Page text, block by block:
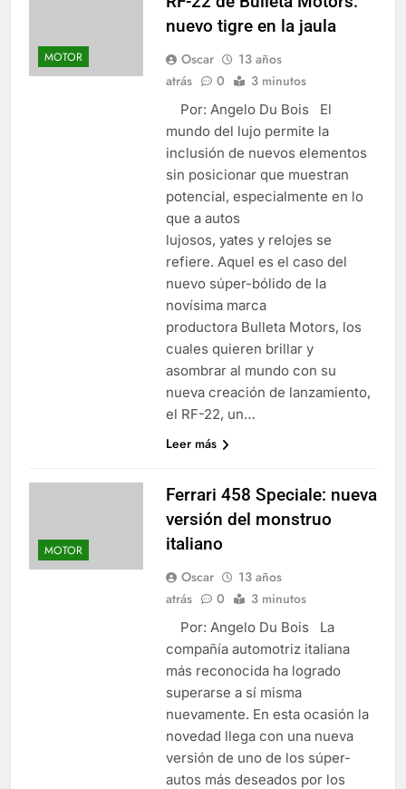
MOTOR
nuevo tigre en la jaula
Oscar
13 años
atrás
0 3 minutos
Por: Angelo Du Bois El
mundo del lujo permite la
inclusión de nuevos elementos
sin posicionar que muestran
potencial, especialmente en lo
que a autos
lujosos, yates y relojes se
refiere. Aquel es el caso del
nuevo súper-bólido de la
novísima marca
productora Bulleta Motors, los
cuales quieren brillar y
asombrar al mundo con su
nueva creación de lanzamiento,
el RF-22, un…
Leer más
MOTOR
Ferrari 458 Speciale: nueva
versión del monstruo
italiano
Oscar
13 años
atrás
0 3 minutos
Por: Angelo Du Bois La
compañía automotriz italiana
más reconocida ha logrado
superarse a sí misma
nuevamente. En esta ocasión la
novedad llega con una nueva
versión de uno de los súper-
autos más deseados por los